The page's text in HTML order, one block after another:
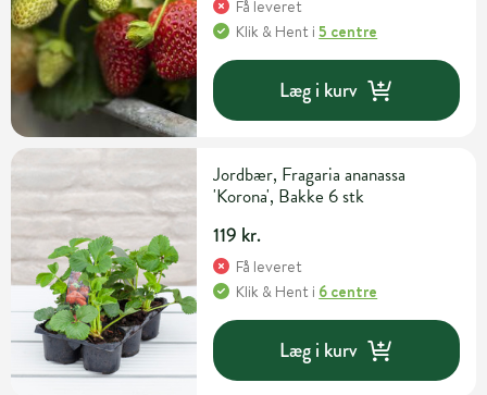
Få leveret
Klik & Hent i5 centre
Læg i kurv
Jordbær, Fragaria ananassa
'Korona', Bakke 6 stk
119 kr.
Få leveret
Klik & Hent i 6 centre
Læg i kurv